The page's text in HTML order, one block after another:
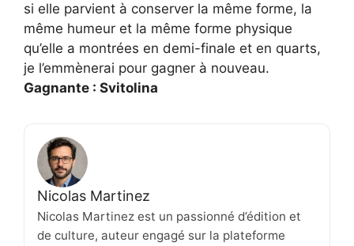
si elle parvient à conserver la même forme, la
même humeur et la même forme physique
qu’elle a montrées en demi-finale et en quarts,
je l’emmènerai pour gagner à nouveau.
Gagnante : Svitolina
Nicolas Martinez
Nicolas Martinez est un passionné d’édition et
de culture, auteur engagé sur la plateforme